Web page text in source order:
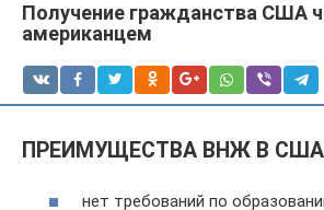
Получение гражданства США
американцем
ПРЕИМУЩЕСТВА ВНЖ В
нет требований по